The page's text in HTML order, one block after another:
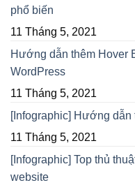
phổ biến
11 Tháng 5, 2021
Hướng dẫn thêm Hover
WordPress
11 Tháng 5, 2021
[Infographic] Hướng
11 Tháng 5, 2021
[Infographic] Top thủ
website